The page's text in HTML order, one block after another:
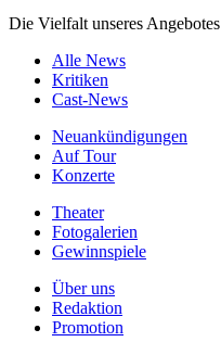
Die Vielfalt unseres Angebotes
Alle News
Kritiken
Cast-News
Neuankündigungen
Auf Tour
Konzerte
Theater
Fotogalerien
Gewinnspiele
Über uns
Redaktion
Promotion